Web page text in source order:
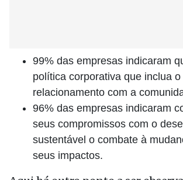
99% das empresas indicaram
política corporativa que inclua
relacionamento com a
96% das empresas indicaram
seus compromissos com o
sustentável o combate à
seus impactos.